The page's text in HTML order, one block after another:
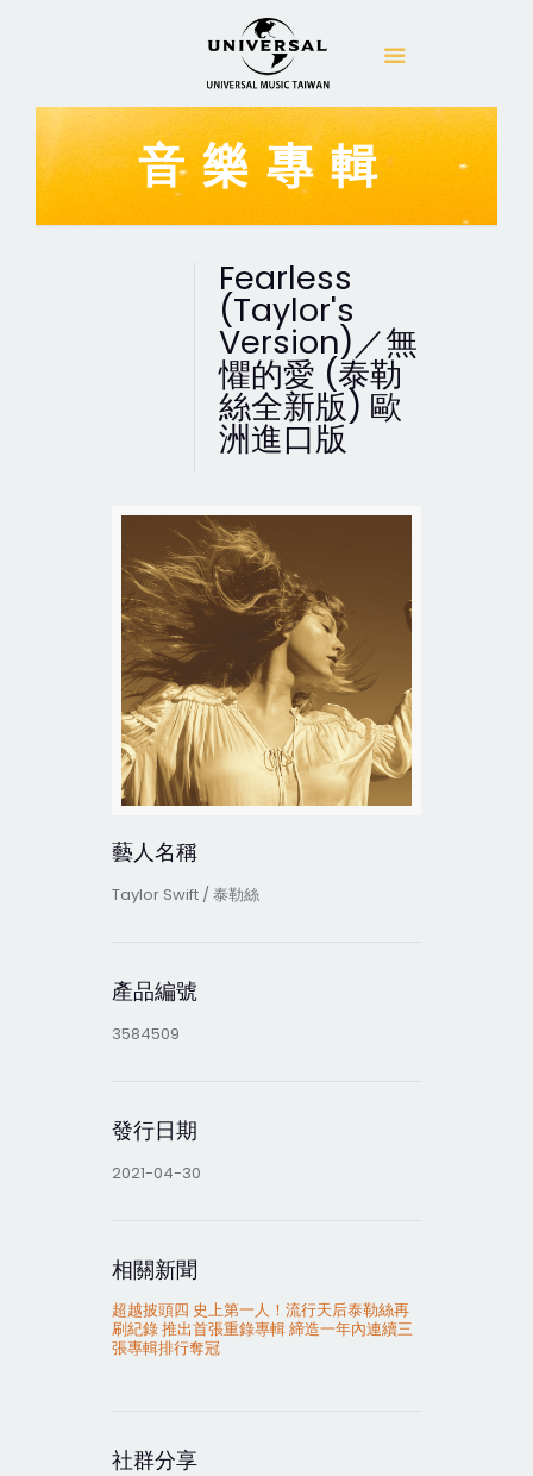
音樂專輯
Fearless
(Taylor's
Version)／無
懼的愛 (泰勒
絲全新版) 歐
洲進口版
藝人名稱
Taylor Swift / 泰勒絲
產品編號
3584509
發行日期
2021-04-30
相關新聞
超越披頭四 史上第一人！流行天后泰勒絲再
刷紀錄 推出首張重錄專輯 締造一年內連續三
張專輯排行奪冠
社群分享